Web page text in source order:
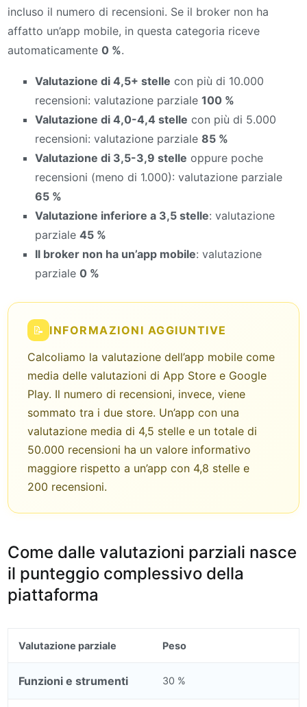
incluso il numero di recensioni. Se il broker non ha
affatto un’app mobile, in questa categoria riceve
automaticamente 0 %.
Valutazione di 4,5+ stelle con più di 10.000
recensioni: valutazione parziale 100 %
Valutazione di 4,0-4,4 stelle con più di 5.000
recensioni: valutazione parziale 85 %
Valutazione di 3,5-3,9 stelle oppure poche
recensioni (meno di 1.000): valutazione parziale
65 %
Valutazione inferiore a 3,5 stelle: valutazione
parziale 45 %
Il broker non ha un’app mobile: valutazione
parziale 0 %
📝 INFORMAZIONI AGGIUNTIVE
Calcoliamo la valutazione dell’app mobile come
media delle valutazioni di App Store e Google
Play. Il numero di recensioni, invece, viene
sommato tra i due store. Un’app con una
valutazione media di 4,5 stelle e un totale di
50.000 recensioni ha un valore informativo
maggiore rispetto a un’app con 4,8 stelle e
200 recensioni.
Come dalle valutazioni parziali nasce
il punteggio complessivo della
piattaforma
Valutazione parziale Peso
Funzioni e strumenti 30 %